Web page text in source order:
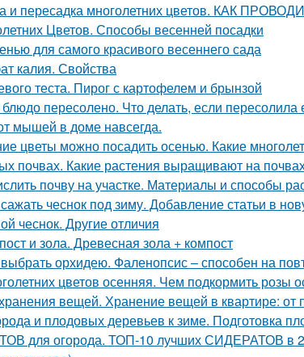
и пересадка многолетних цветов. КАК
Цветов. Способы весенней посадки
для самого красивого весеннего сада
калия. Свойства
теста. Пирог с картофелем и брынзой
пересолено. Что делать, если пересолила
мышей в доме навсегда.
цветы можно посадить осенью. Какие
почвах. Какие растения выращивают на
почву на участке. Материалы и способы
чеснок под зиму. Добавление статьи в
чеснок. Другие отличия
и зола. Древесная зола + компост
орхидею. Фаленопсис – способен на
цветов осенняя. Чем подкормить розы
вещей. Хранение вещей в квартире: от
и плодовых деревьев к зиме. Подготовка
для огорода. ТОП-10 лучших СИДЕРАТОВ в